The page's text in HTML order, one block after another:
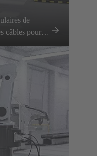
de
câbles pour la
une
et des
rapides